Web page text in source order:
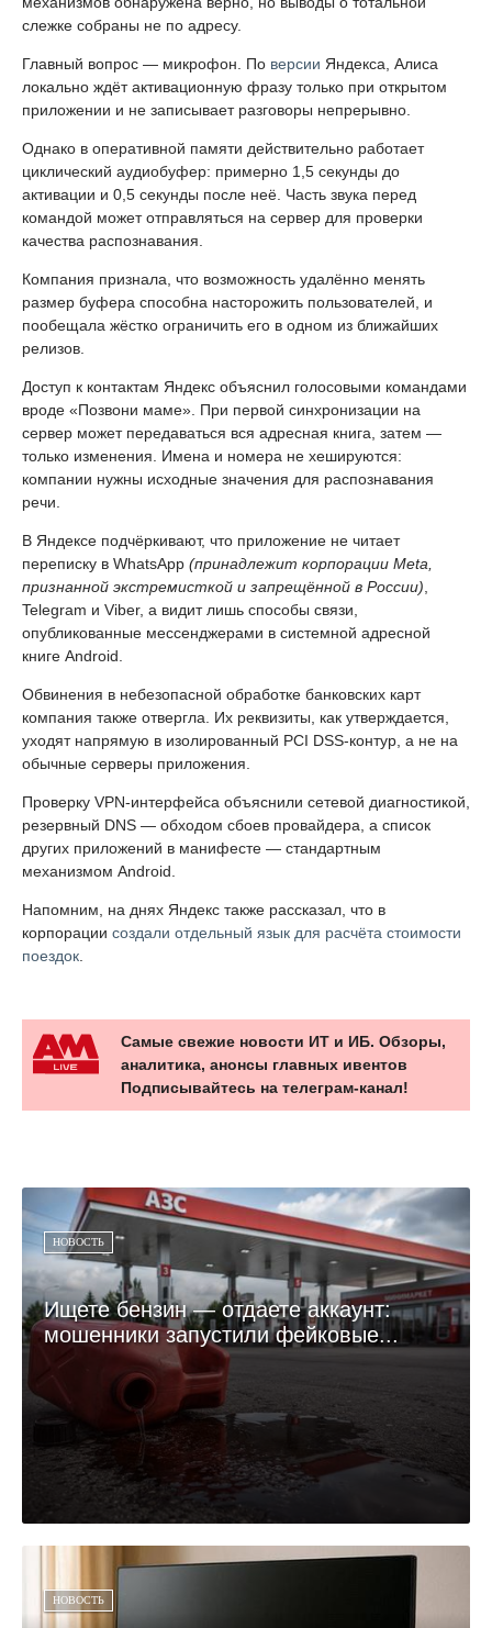
слежке собраны не по адресу.
Главный вопрос — микрофон. По версии Яндекса, Алиса
локально ждёт активационную фразу только при открытом
приложении и не записывает разговоры непрерывно.
Однако в оперативной памяти действительно работает
циклический аудиобуфер: примерно 1,5 секунды до
активации и 0,5 секунды после неё. Часть звука перед
командой может отправляться на сервер для проверки
качества распознавания.
Компания признала, что возможность удалённо менять
размер буфера способна насторожить пользователей, и
пообещала жёстко ограничить его в одном из ближайших
релизов.
Доступ к контактам Яндекс объяснил голосовыми командами
вроде «Позвони маме». При первой синхронизации на
сервер может передаваться вся адресная книга, затем —
только изменения. Имена и номера не хешируются:
компании нужны исходные значения для распознавания
речи.
В Яндексе подчёркивают, что приложение не читает
переписку в WhatsApp (принадлежит корпорации Meta,
признанной экстремисткой и запрещённой в России)
Telegram и Viber, а видит лишь способы связи,
опубликованные мессенджерами в системной адресной
книге Android.
Обвинения в небезопасной обработке банковских карт
компания также отвергла. Их реквизиты, как утверждается,
уходят напрямую в изолированный PCI DSS-контур, а не на
обычные серверы приложения.
Проверку VPN-интерфейса объяснили сетевой диагностикой,
резервный DNS — обходом сбоев провайдера, а список
других приложений в манифесте — стандартным
механизмом Android.
Напомним, на днях Яндекс также рассказал, что в
корпорации создали отдельный язык для расчёта стоимости
поездок
Самые свежие новости ИТ и ИБ. Обзоры,
аналитика, анонсы главных ивентов
Подписывайтесь на телеграм-канал!
НОВОСТЬ
Ищете бензин — отдаете аккаунт:
мошенники запустили фейковые...
НОВОСТЬ